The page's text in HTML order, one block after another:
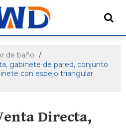
de baño /
gabinete de pared, conjunto
con espejo triangular
Directa,